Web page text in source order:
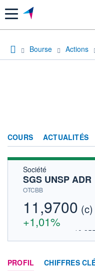
Menu
Bourse Actions
COURS ACTUALITÉS
Société
SGS UNSP ADR
OTCBB
11,9700 (c)
+1,01%
DONNÉES TEMPS
Politique d'exécution
PROFIL CHIFFRES